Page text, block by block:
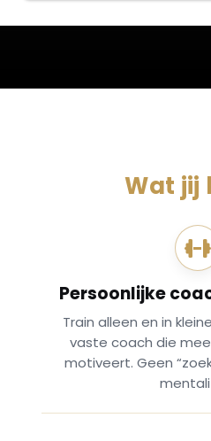
Wat jij
Persoonlijke
Train alleen en in
vaste coach die
motiveert. Geen